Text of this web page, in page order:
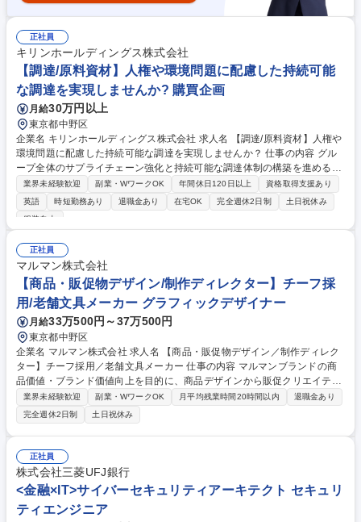
正社員
キリンホールディングス株式会社
【調達/原料資材】人権や環境問題に配慮した持続可能
な調達を実現しませんか? 購買企画
月給30万円以上
東京都中野区
企業名 キリンホールディングス株式会社 求人名 【調達/原料資材】人権や
環境問題に配慮した持続可能な調達を実現しませんか？ 仕事の内容 グル
ープ全体のサプライチェーン強化と持続可能な調達体制の構築を進める当
該組織において、国内外グループ全体の調達ガバナンスへの取り組みと国
内グループ会社の調達実務をお任せします。 【詳細】 ■原料・資材の調達
業務：人権や環境といったサステナビリティーを意識し、品質・コスト・
調達ベストプラクティスの部内展開 ■サプライチェーン領域におけるCSV
先進企業を目指す取り組みに携わる 募集職種 【調達/原料資材】人権や環
境問題に配慮した持続可能な調達を実現しませんか？
業界未経験歓迎 副業・WワークOK 年間休日120日以上
資格取得支援あり
英語
時短勤務あり 退職金あり 在宅OK 完全週休2日制
土日祝休み
服装自由
正社員
マルマン株式会社
【商品・販促物デザイン/制作ディレクター】チーフ採
用/老舗文具メーカー グラフィックデザイナー
月給33万500円～37万500円
東京都中野区
企業名 マルマン株式会社 求人名 【商品・販促物デザイン／制作ディレク
ター】チーフ採用／老舗文具メーカー 仕事の内容 マルマンブランドの商
品価値・ブランド価値向上を目的に、商品デザインから販促クリエイティ
ブの企画・制作・ディレクションまで幅広くお任せします。 【詳細】■ノ
ート・バインダー・ルーズリーフ等の商品デザイン ■製品帯・シール・説
明紙等のパッケージデザイン ■カタログ、POP、店頭販促物、販促用ビジ
ュアル制作 ■商品企画担当とのコンセプト設計・デザイン提案 ■ブランド
イメージに基づくクリエイティブ制作・監修 ■外部制作会社・デザイナー
へのディレクション ■若手メンバーへのデザイン指導・レビュー ■国内外
市場を見据えたブランド価値向上施策の推進 募集職種 【商品・販促物デ
ザイン／制作ディレクター】チーフ採用／老舗文具メーカー
業界未経験歓迎 副業・WワークOK 月平均残業時間20時間以内
退職金あり
完全週休2日制
土日祝休み
正社員
株式会社三菱UFJ銀行
<金融×IT>サイバーセキュリティアーキテクト セキュリ
ティエンジニア